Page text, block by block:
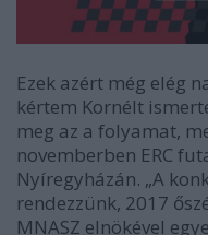
Ezek azért még elég
kértem Kornélt
meg az a folyamat,
novemberben ERC
Nyíregyházán. „A
rendezzünk, 2017
MNASZ elnökével